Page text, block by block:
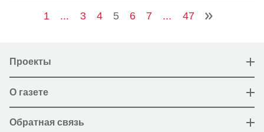
1 ... 3 4 5 6 7 ... 47
Проекты
О газете
Обратная связь